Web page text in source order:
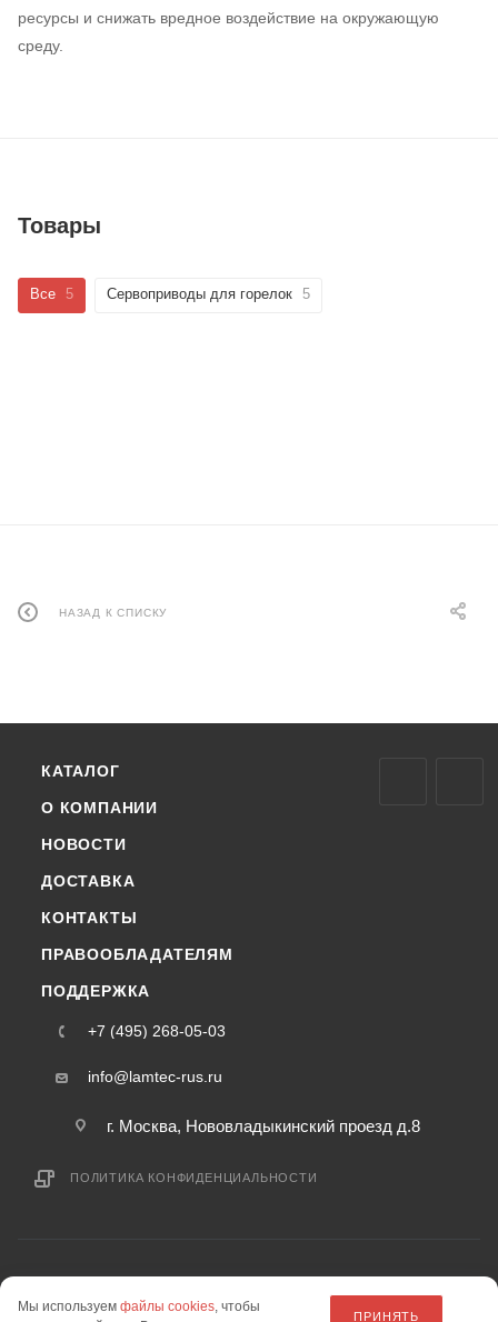
ресурсы и снижать вредное воздействие на окружающую
среду.
Товары
Все 5 Сервоприводы для горелок 5
НАЗАД К СПИСКУ
КАТАЛОГ
О КОМПАНИИ
НОВОСТИ
ДОСТАВКА
КОНТАКТЫ
ПРАВООБЛАДАТЕЛЯМ
ПОДДЕРЖКА
+7 (495) 268-05-03
info@lamtec-rus.ru
г. Москва, Нововладыкинский проезд д.8
ПОЛИТИКА КОНФИДЕНЦИАЛЬНОСТИ
информация на сайте «lamtec-rus.ru» не является публичной офертой.
Мы используем файлы cookies, чтобы
ПРИНЯТЬ